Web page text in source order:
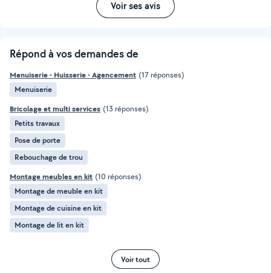
Voir ses avis
Répond à vos demandes de
Menuiserie - Huisserie - Agencement (17 réponses)
Menuiserie
Bricolage et multi services (13 réponses)
Petits travaux
Pose de porte
Rebouchage de trou
Montage meubles en kit (10 réponses)
Montage de meuble en kit
Montage de cuisine en kit
Montage de lit en kit
Voir tout